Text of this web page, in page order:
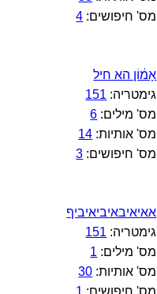
מס' חיפושים: 4
אָמ֔וֹן הא חיל
גימטריה: 151
מס' מילים: 6
מס' אותיות: 14
מס' חיפושים: 3
אאיאיבאיביאיביף
גימטריה: 151
מס' מילים: 1
מס' אותיות: 30
מס' חיפושים: 1